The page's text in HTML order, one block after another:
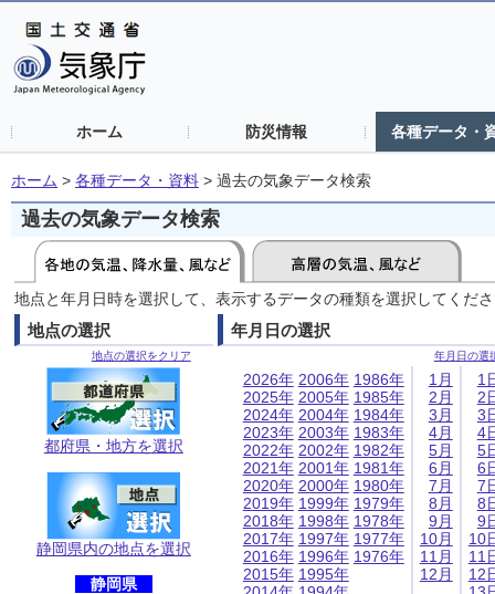
ホーム 防災情報 各種データ・
ホーム > 各種データ・資料 > 過去の気象データ検索
過去の気象データ検索
地点と年月日時を選択して、表示するデータの種類を選択してくだ
地点の選択
地点の選択をクリア
都府県・地方を選択
静岡県内の地点を選択
静岡県
年月日の選択
年月日の選
2026年
2025年
2024年
2023年
2022年
2021年
2020年
2019年
2018年
2017年
2016年
2015年
2006年
2005年
2004年
2003年
2002年
2001年
2000年
1999年
1998年
1997年
1996年
1995年
1986年
1985年
1984年
1983年
1982年
1981年
1980年
1979年
1978年
1977年
1976年
1月
2月
3月
4月
5月
6月
7月
8月
9月
10月
11月
12月
1
2
3
4
5
6
7
8
9
10
11
12